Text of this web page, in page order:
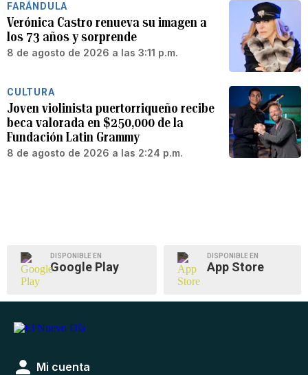
FARÁNDULA
Verónica Castro renueva su imagen a
los 73 años y sorprende
8 de agosto de 2026 a las 3:11 p.m.
CULTURA
Joven violinista puertorriqueño recibe
beca valorada en $250,000 de la
Fundación Latin Grammy
8 de agosto de 2026 a las 2:24 p.m.
DISPONIBLE EN
Google Play
DISPONIBLE EN
App Store
Mi cuenta